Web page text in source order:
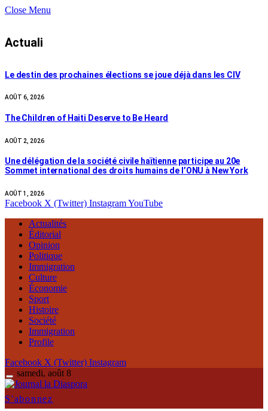
Close Menu
Actuali
Le destin des prochaines élections se joue déjà dans les CIV
AOÛT 6, 2026
The Children of Haiti Deserve to Be Heard
AOÛT 2, 2026
Une délégation de la société civile haïtienne participe au 20e
Sommet international des droits humains de l’ONU à New York
AOÛT 1, 2026
Facebook X (Twitter) InstagramYouTube
Actualités
Éditorial
Opinion
Politique
Immigration
Culture
Économie
Sport
Histoire
Société
Immigration
Profile
Facebook X (Twitter) Instagram
samedi, août 8
S'abonnez